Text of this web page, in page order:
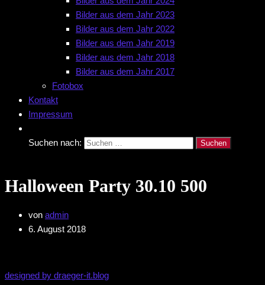
Bilder aus dem Jahr 2023
Bilder aus dem Jahr 2022
Bilder aus dem Jahr 2019
Bilder aus dem Jahr 2018
Bilder aus dem Jahr 2017
Fotobox
Kontakt
Impressum
Suchen nach:
Halloween Party 30.10 500
von admin
6. August 2018
designed by draeger-it.blog